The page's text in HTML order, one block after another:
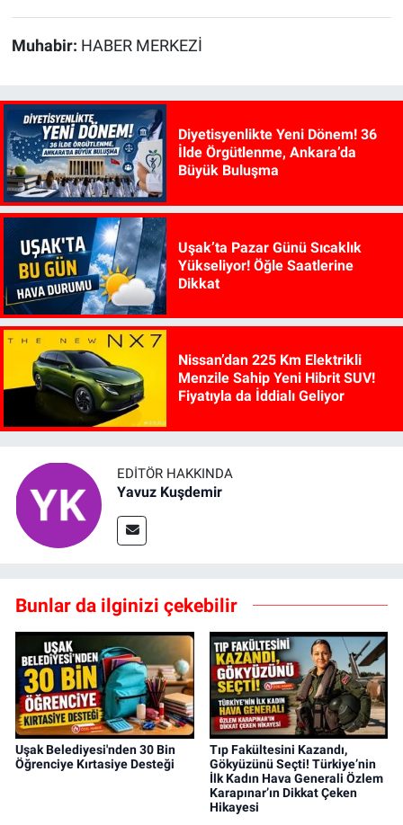
Muhabir: HABER MERKEZİ
Diyetisyenlikte Yeni Dönem! 36
İlde Örgütlenme, Ankara’da
Büyük Buluşma
Uşak’ta Pazar Günü Sıcaklık
Yükseliyor! Öğle Saatlerine
Dikkat
Nissan’dan 225 Km Elektrikli
Menzile Sahip Yeni Hibrit SUV!
Fiyatıyla da İddialı Geliyor
EDITÖR HAKKINDA
Yavuz Kuşdemir
Bunlar da ilginizi çekebilir
Uşak Belediyesi'nden 30 Bin
Öğrenciye Kırtasiye Desteği
Tıp Fakültesini Kazandı,
Gökyüzünü Seçti! Türkiye’nin
İlk Kadın Hava Generali Özlem
Karapınar’ın Dikkat Çeken
Hikayesi